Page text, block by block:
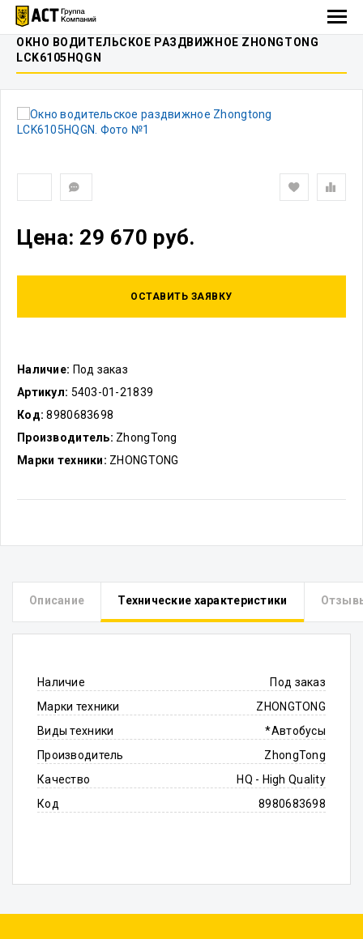
ОКНО ВОДИТЕЛЬСКОЕ РАЗДВИЖНОЕ ZHONGTONG
LCK6105HQGN
Наличие: Под заказ
Артикул: 5403-01-21839
Код: 8980683698
Производитель: ZhongTong
Марки техники: ZHONGTONG
Цена: 29 670 руб.
ОСТАВИТЬ ЗАЯВКУ
Описание Технические характеристики
Наличие
Под заказ
Марки техники
ZHONGTONG
Виды техники
*Автобусы
Производитель
ZhongTong
Качество
HQ - High Quality
Код
8980683698